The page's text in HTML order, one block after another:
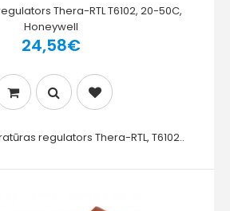
Thera-RTL T6102, 20-50C,
Honeywell
24,58€
regulators Thera-RTL, T6102..